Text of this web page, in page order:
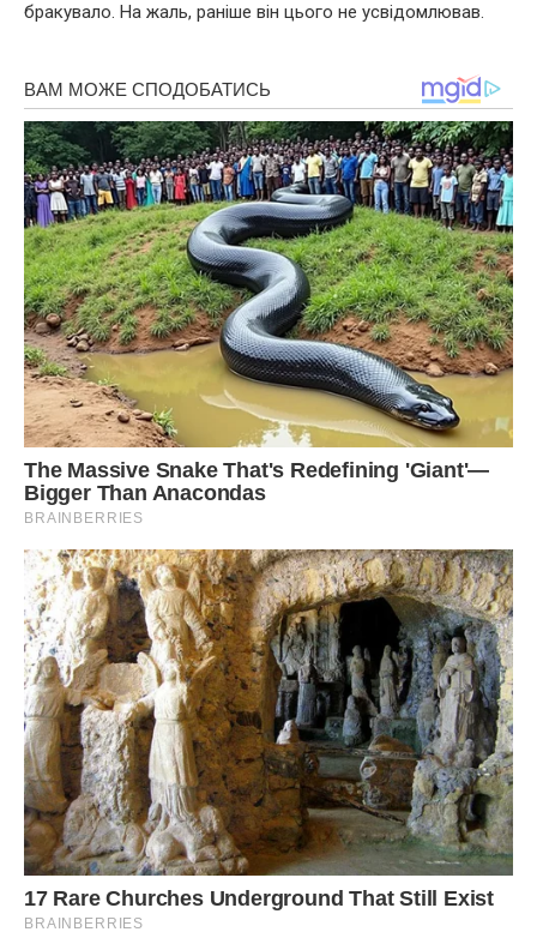
бракувало. На жаль, раніше він цього не усвідомлював.